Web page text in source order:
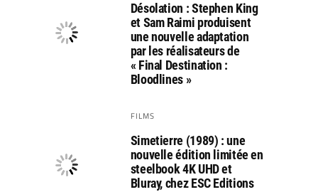
Désolation : Stephen King
et Sam Raimi produisent
une nouvelle adaptation
par les réalisateurs de
« Final Destination :
Bloodlines »
FILMS
Simetierre (1989) : une
nouvelle édition limitée en
steelbook 4K UHD et
Bluray, chez ESC Editions